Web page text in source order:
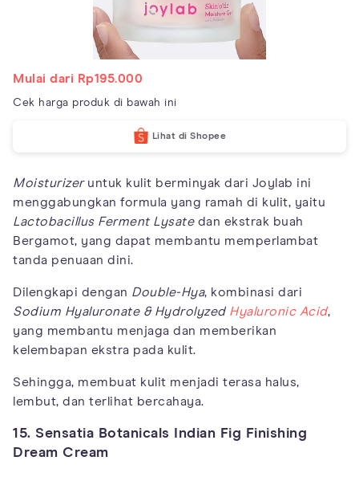
Mulai dari Rp195.000
Cek harga produk di bawah ini
Lihat di Shopee
Moisturizeruntuk kulit berminyak dari Joylab ini
menggabungkan formula yang ramah di kulit, yaitu
Lactobacillus Ferment Lysatedan ekstrak buah
Bergamot, yang dapat membantu memperlambat
tanda penuaan dini.
Dilengkapi dengan Double-Hya, kombinasi dari
Sodium Hyaluronate & Hydrolyzed Hyaluronic Acid,
yang membantu menjaga dan memberikan
kelembapan ekstra pada kulit.
Sehingga, membuat kulit menjadi terasa halus,
lembut, dan terlihat bercahaya.
15. Sensatia Botanicals Indian Fig Finishing
Dream Cream